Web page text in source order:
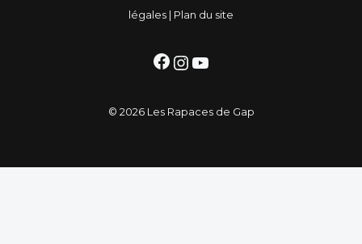
légales | Plan du site
Facebook Instagram
© 2026 Les Rapaces de Gap